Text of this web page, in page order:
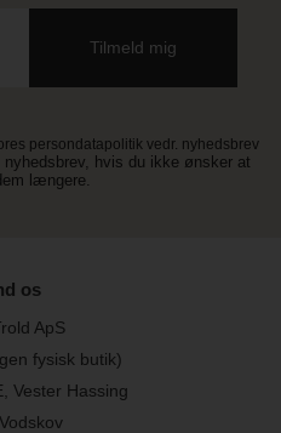
persondatapolitik vedr. nyhedsbrev
hvis du ikke ønsker at
længere.
os
ApS
fysisk butik)
Vester Hassing